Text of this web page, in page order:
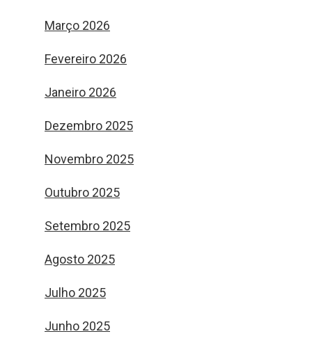
Março 2026
Fevereiro 2026
Janeiro 2026
Dezembro 2025
Novembro 2025
Outubro 2025
Setembro 2025
Agosto 2025
Julho 2025
Junho 2025